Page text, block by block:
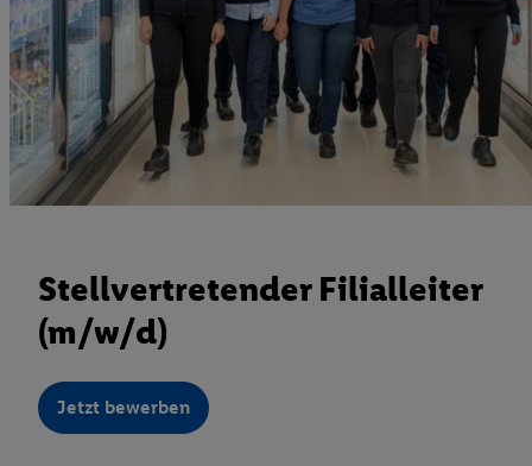
Stellvertretender Filialleiter
(m/w/d)
Jetzt bewerben